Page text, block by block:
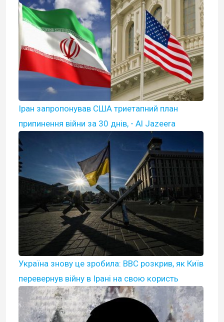
Іран запропонував США триетапний план
припинення війни за 30 днів, - Al Jazeera
Україна знову це зробила: BBC розкрив, як Київ
перевернув війну в Ірані на свою користь